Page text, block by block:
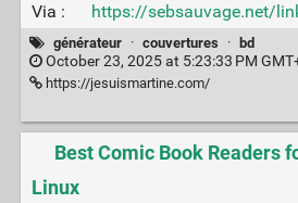
Via :
https://sebsauvage.net/
générateur · couvertures · bd
October 23, 2025 at 5:23:33 PM
https://jesuismartine.com/
Best Comic Book Readers
Linux